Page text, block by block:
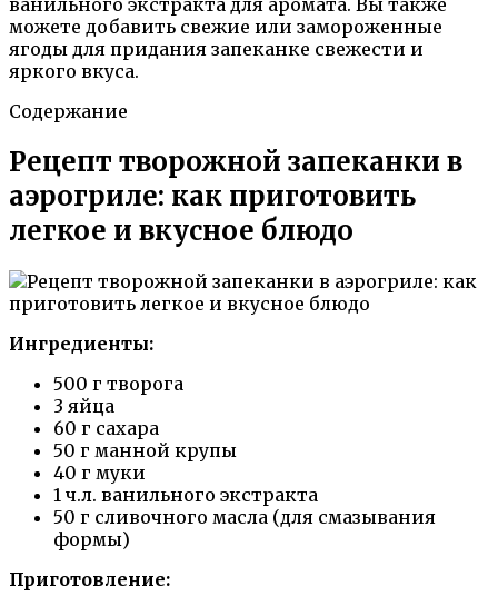
можете добавить свежие или замороженные
ягоды для придания запеканке свежести и
яркого вкуса.
Содержание
Рецепт творожной запеканки в
аэрогриле: как приготовить
легкое и вкусное блюдо
Ингредиенты:
500 г творога
3 яйца
60 г сахара
50 г манной крупы
40 г муки
1 ч.л. ванильного экстракта
50 г сливочного масла (для смазывания
формы)
Приготовление: